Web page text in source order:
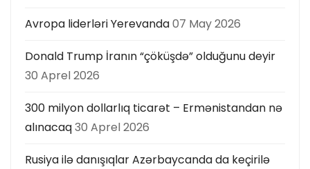
Avropa liderləri Yerevanda07 May 2026
Donald Trump İranın “çöküşdə” olduğunu deyir
30 Aprel 2026
300 milyon dollarlıq ticarət – Ermənistandan nə
alınacaq30 Aprel 2026
Rusiya ilə danışıqlar Azərbaycanda da keçirilə